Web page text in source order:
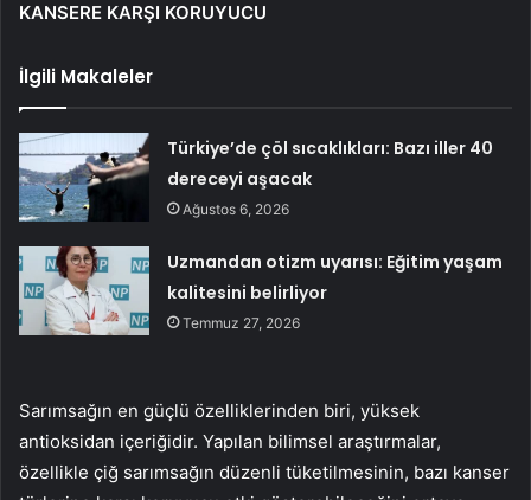
KANSERE KARŞI KORUYUCU
İlgili Makaleler
Türkiye’de çöl sıcaklıkları: Bazı iller 40
dereceyi aşacak
Ağustos 6, 2026
Uzmandan otizm uyarısı: Eğitim yaşam
kalitesini belirliyor
Temmuz 27, 2026
Sarımsağın en güçlü özelliklerinden biri, yüksek
antioksidan içeriğidir. Yapılan bilimsel araştırmalar,
özellikle çiğ sarımsağın düzenli tüketilmesinin, bazı kanser